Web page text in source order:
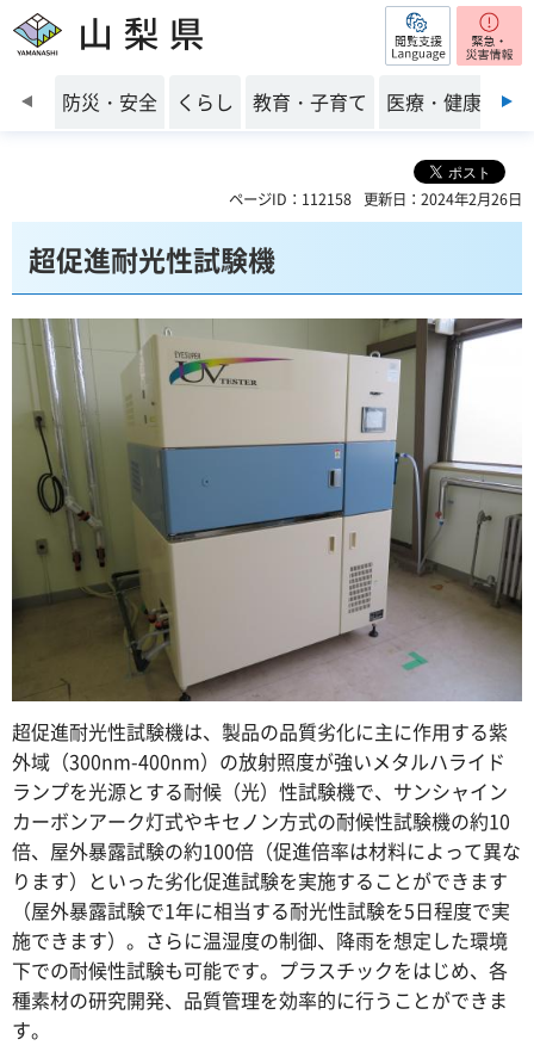
山梨県 閲覧支援
前のスライドを表示
防災・安全 くらし 教育・子育て 医療・健康・福
ページID：112158 更新日：2024年2月26日
超促進耐光性試験機
超促進耐光性試験機は、製品の品質劣化に主に作用する紫
外域（300nm-400nm）の放射照度が強いメタルハライド
ランプを光源とする耐候（光）性試験機で、サンシャイン
カーボンアーク灯式やキセノン方式の耐候性試験機の約10
倍、屋外暴露試験の約100倍（促進倍率は材料によって異な
ります）といった劣化促進試験を実施することができます
（屋外暴露試験で1年に相当する耐光性試験を5日程度で実
施できます）。さらに温湿度の制御、降雨を想定した環境
下での耐候性試験も可能です。プラスチックをはじめ、各
種素材の研究開発、品質管理を効率的に行うことができま
す。